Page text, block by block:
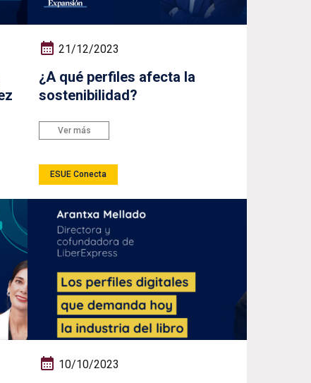
21/12/2023
¿A qué perfiles afecta la
sostenibilidad?
Ver más
ESUE Conecta
10/10/2023